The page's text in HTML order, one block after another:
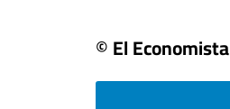
© El Economista